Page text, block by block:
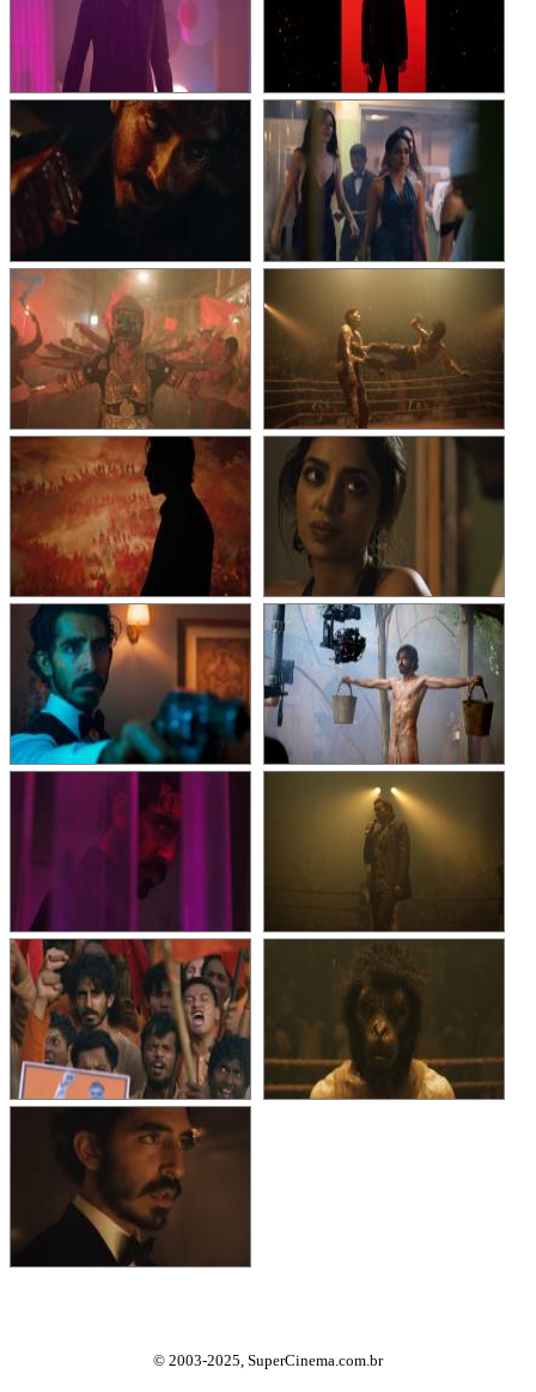
© 2003-2025, SuperCinema.com.br